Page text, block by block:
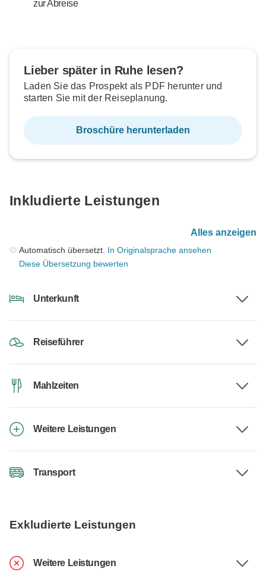
zur Abreise
Lieber später in Ruhe lesen?
Laden Sie das Prospekt als PDF herunter und
starten Sie mit der Reiseplanung.
Broschüre herunterladen
Inkludierte Leistungen
Alles anzeigen
Automatisch übersetzt. In Originalsprache ansehen
Diese Übersetzung bewerten
Unterkunft
Reiseführer
Mahlzeiten
Weitere Leistungen
Transport
Exkludierte Leistungen
Weitere Leistungen